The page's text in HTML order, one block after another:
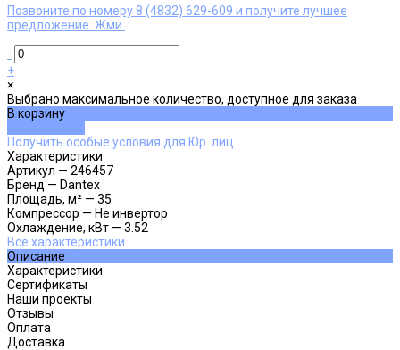
Позвоните по номеру 8 (4832) 629-609 и получите лучшее
предложение. Жми.
-
+
×
Выбрано максимальное количество, доступное для заказа
В корзину
Получить особые условия для Юр. лиц
Характеристики
Артикул — 246457
Бренд — Dantex
Площадь, м² — 35
Компрессор — Не инвертор
Охлаждение, кВт — 3.52
Все характеристики
Описание
Характеристики
Сертификаты
Наши проекты
Отзывы
Оплата
Доставка